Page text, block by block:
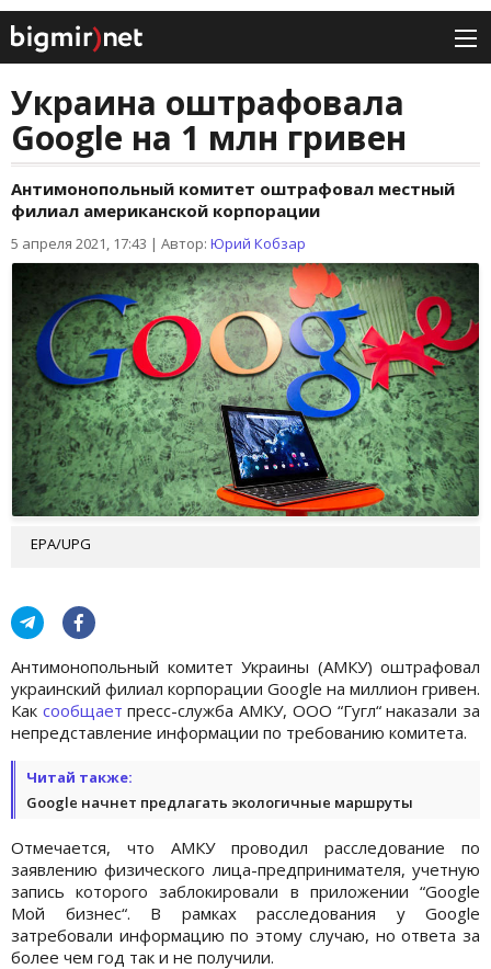
Украина оштрафовала
Google на 1 млн гривен
Антимонопольный комитет оштрафовал местный
филиал американской корпорации
5 апреля 2021, 17:43 | Автор: Юрий Кобзар
EPA/UPG
Антимонопольный комитет Украины (АМКУ) оштрафовал
украинский филиал корпорации Google на миллион гривен.
Как сообщает пресс-служба АМКУ, ООО “Гугл“ наказали за
непредставление информации по требованию комитета.
Читай также:
Google начнет предлагать экологичные маршруты
Отмечается, что АМКУ проводил расследование по
заявлению физического лица-предпринимателя, учетную
запись которого заблокировали в приложении “Google
Мой бизнес“. В рамках расследования у Google
затребовали информацию по этому случаю, но ответа за
более чем год так и не получили.